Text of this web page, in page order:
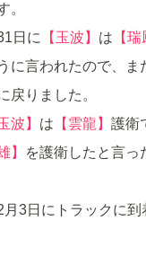
。
日に
【玉波】 は 【
に言われたので、ま
戻りました。
波】 は 【雲龍】 護衛
】
を護衛したと言っ
3日にトラックに到